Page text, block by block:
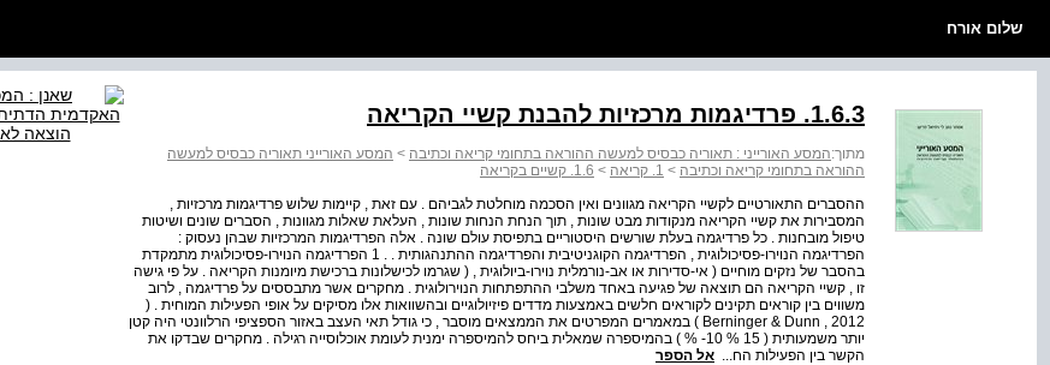
שלום אורח
1.6.3. פרדיגמות מרכזיות להבנת קשיי הקריאה
מתוך:המסע האורייני : תאוריה כבסיס למעשה ההוראה בתחומי קריאה וכתיבה > המסע האורייני תאוריה כבסיס למעשה
ההוראה בתחומי קריאה וכתיבה > 1. קריאה > 1.6. קשיים בקריאה
ההסברים התאורטיים לקשיי הקריאה מגוונים ואין הסכמה מוחלטת לגביהם . עם זאת , קיימות שלוש פרדיגמות מרכזיות ,
המסבירות את קשיי הקריאה מנקודות מבט שונות , תוך הנחת הנחות שונות , העלאת שאלות מגוונות , הסברים שונים ושיטות
טיפול מובחנות . כל פרדיגמה בעלת שורשים היסטוריים בתפיסת עולם שונה . אלה הפרדיגמות המרכזיות שבהן נעסוק :
הפרדיגמה הנוירו-פסיכולוגית , הפרדיגמה הקוגניטיבית והפרדיגמה ההתנהגותית . . 1 הפרדיגמה הנוירו-פסיכולוגית מתמקדת
בהסבר של נזקים מוחיים ( אי-סדירות או אב-נורמלית נוירו-ביולוגית , ( שגרמו לכישלונות ברכישת מיומנות הקריאה . על פי גישה
זו , קשיי הקריאה הם תוצאה של פגיעה באחד משלבי ההתפתחות הנוירולוגית . מחקרים אשר מתבססים על פרדיגמה , לרוב
משווים בין קוראים תקינים לקוראים חלשים באמצעות מדדים פיזיולוגיים ובהשוואות אלו מסיקים על אופי הפעילות המוחית . (
Berninger & Dunn , 2012 ) במאמרים המפרטים את הממצאים מוסבר , כי גודל תאי העצב באזור הספציפי הרלוונטי היה קטן
יותר משמעותית ( 15 % 10- % ) בהמיספרה שמאלית ביחס להמיספרה ימנית לעומת אוכלוסייה רגילה . מחקרים שבדקו את
הקשר בין הפעילות הח... אל הספר